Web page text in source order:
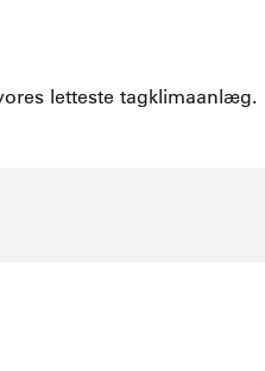
letteste tagklimaanlæg.